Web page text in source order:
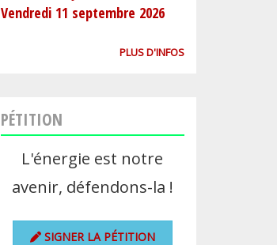
Vendredi 11 septembre 2026
PLUS D'INFOS
PÉTITION
L'énergie est notre
avenir, défendons-la !
SIGNER LA PÉTITION